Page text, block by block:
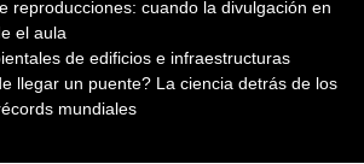
reproducciones: cuando la divulgación en
el aula
de edificios e infraestructuras
llegar un puente? La ciencia detrás de los
mundiales